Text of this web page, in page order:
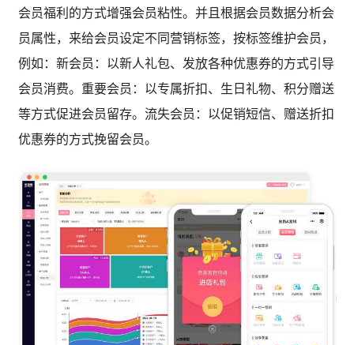
会员福利的方式增强会员粘性。并且根据会员数据分析会
员属性，来给会员设定不同营销标签，按标签维护会员，
例如：新会员：以新人礼包、发放各种优惠券的方式引导
会员消费。重要会员：以专属折扣、生日礼物、积分赠送
等方式促进会员留存。流失会员：以促销短信、赠送折扣
优惠券的方式挽留会员。